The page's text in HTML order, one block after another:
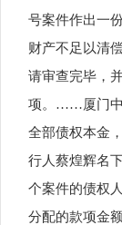
号案件作出一
财产不足以清
请审查完毕，
项。……厦门中
全部债权本金
行人蔡煌辉名
个案件的债权
分配的款项金